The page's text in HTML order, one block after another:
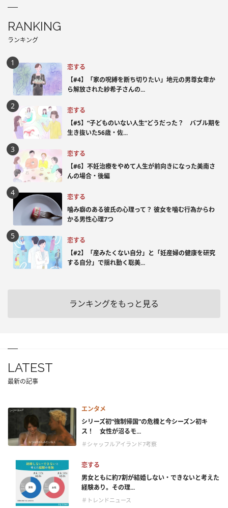
RANKING
ランキング
恋する
【#4】「家の呪縛を断ち切りたい」地元の男尊女卑か
ら解放された紗希子さんの...
恋する
【#5】“子どものいない人生”どうだった？ バブル期を
生き抜いた56歳・佐...
恋する
【#6】不妊治療をやめて人生が前向きになった美南さ
んの場合・後編
恋する
噛み癖のある彼氏の心理って？ 彼女を噛む行為からわ
かる男性心理7つ
恋する
【#2】「産みたくない自分」と「妊産婦の健康を研究
する自分」で揺れ動く聡美...
ランキングをもっと見る
LATEST
最新の記事
エンタメ
シリーズ初“強制帰国”の危機と今シーズン初キ
ス！ 女性が沼るモ...
＃シャッフルアイランド7考察
恋する
男女ともに約7割が結婚しない・できないと考えた
経験あり。その理...
＃トレンドニュース